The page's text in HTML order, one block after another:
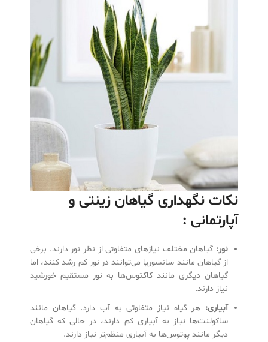
نکات نگهداری گیاهان زینتی و
آپارتمانی :
نور: گیاهان مختلف نیازهای متفاوتی از نظر نور دارند. برخی
از گیاهان مانند سانسوریا می‌توانند در نور کم رشد کنند، اما
گیاهان دیگری مانند کاکتوس‌ها به نور مستقیم خورشید
نیاز دارند.
آبیاری: هر گیاه نیاز متفاوتی به آب دارد. گیاهان مانند
ساکولنت‌ها نیاز به آبیاری کم دارند، در حالی که گیاهان
دیگر مانند پوتوس‌ها به آبیاری منظم‌تر نیاز دارند.